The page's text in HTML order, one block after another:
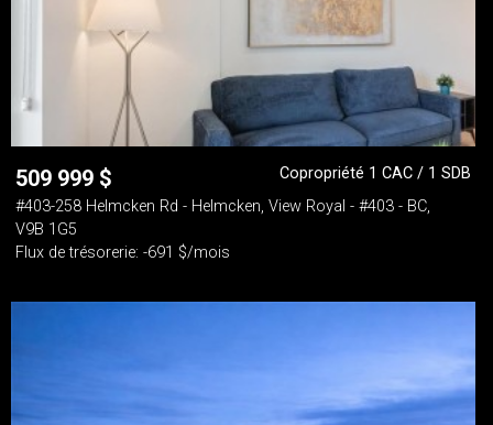
509 999 $
Copropriété 1 CAC / 1 SDB
#403-258 Helmcken Rd - Helmcken, View Royal - #403 - BC,
V9B 1G5
Flux de trésorerie: -691 $/mois